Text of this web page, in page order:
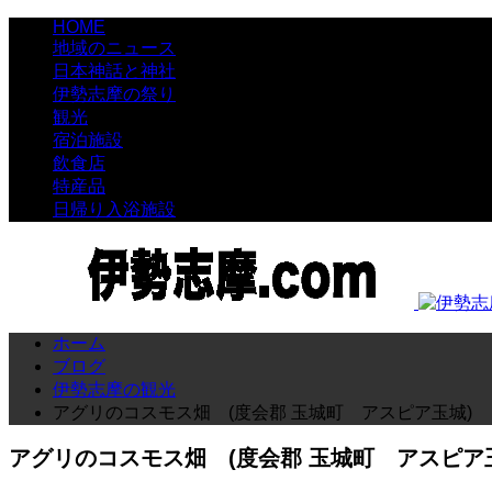
HOME
地域のニュース
日本神話と神社
伊勢志摩の祭り
観光
宿泊施設
飲食店
特産品
日帰り入浴施設
ホーム
ブログ
伊勢志摩の観光
アグリのコスモス畑 (度会郡 玉城町 アスピア玉城)
アグリのコスモス畑 (度会郡 玉城町 アスピア